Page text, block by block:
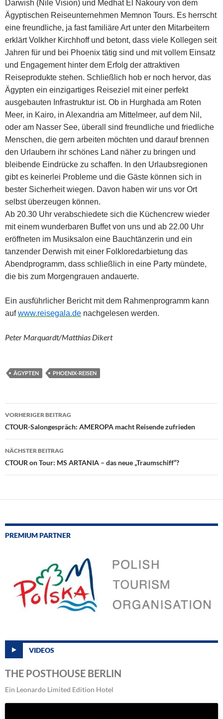
Darwish (Nile Vision) und Medhat El Nakoury von dem
Ägyptischen Reiseunternehmen Memnon Tours. Es herrscht
eine freundliche, ja fast familiäre Art unter den Mitarbeitern
erklärt Volkher Kirchhoff und betont, dass viele Kollegen seit
Jahren für und bei Phoenix tätig sind und mit vollem Einsatz
und Engagement hinter dem Erfolg der attraktiven
Reiseprodukte stehen. Schließlich hob er noch hervor, das
Ägypten ein einzigartiges Reiseziel mit einer perfekt
ausgebauten Infrastruktur ist. Ob in Hurghada am Roten
Meer, in Kairo, in Alexandria am Mittelmeer, auf dem Nil,
oder am Nasser See, überall sind freundliche und friedliche
Menschen, die gern arbeiten möchten und darauf brennen
den Urlaubern ihr schönes Land näher zu bringen und
bleibende Eindrücke zu schaffen. In den Urlaubsregionen
gibt es keinerlei Probleme und die Gäste können sich in
bester Sicherheit wiegen. Davon haben wir uns vor Ort
selbst überzeugen können.
Ab 20.30 Uhr verabschiedete sich die Küchencrew wieder
mit einem wunderbaren Buffet von uns und ab 22.00 Uhr
eröffneten im Musiksalon eine Bauchtänzerin und ein
tanzender Derwish mit einer Folkloredarbietung das
Abendprogramm, dass schließlich in eine Party mündete,
die bis zum Morgengrauen andauerte.
Ein ausführlicher Bericht mit dem Rahmenprogramm kann
aufwww.reisegala.de nachgelesen werden.
Peter Marquardt/Matthias Dikert
ÄGYPTEN PHOENIX-REISEN
Beitragsnavigation
VORHERIGER BEITRAG
CTOUR-Salongespräch: AMEROPA macht Reisende zufrieden
NÄCHSTER BEITRAG
CTOUR on Tour: MS ARTANIA – das neue „Traumschiff“?
PREMIUM PARTNER
VIDEOS
THE POSTHOUSE BERLIN
Ein Leonardo Limited Edition Hotel